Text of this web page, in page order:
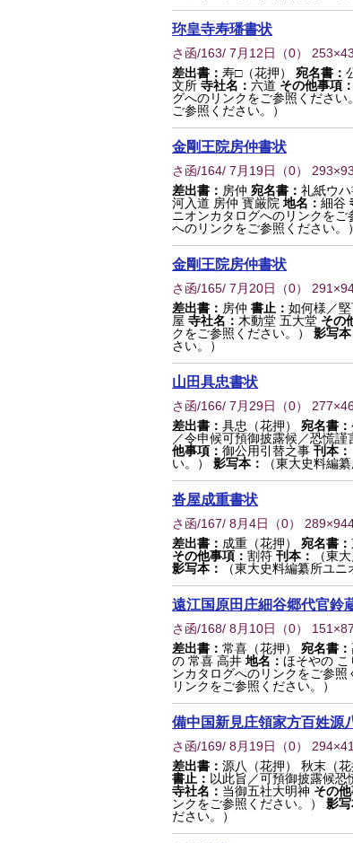
珎皇寺寿璠書状
さ函/163/ 7月12日 （0）
差出書： 寿□（花押） 宛名書：
文所 寺社名： 六道 その他事項：
グへのリンクをご参照ください
ご参照ください。）
金剛王院房仲書状
さ函/164/ 7月19日 （0）
差出書： 房仲 宛名書： 礼紙ウハ
河入道 房仲 寳厳院 地名： 細谷
ニオンカタログへのリンクをご
へのリンクをご参照ください。）
金剛王院房仲書状
さ函/165/ 7月20日 （0）
差出書： 房仲 書止： 如何様／
屋 寺社名： 木動堂 五大堂 その
クをご参照ください。）
影写本
さい。）
山田具忠書状
さ函/166/ 7月29日 （0）
差出書： 具忠（花押） 宛名書：
／令申候可預御披露候／恐慌謹
他事項： 御公用引替之事 刊本：
い。）
影写本： （東大史料編
沓屋成重書状
さ函/167/ 8月4日 （0）
差出書： 成重（花押） 宛名書：
その他事項： 割符 刊本：
（東
影写本：
（東大史料編纂所ユ
遠江国原田庄細谷郷代官鈴
さ函/168/ 8月10日 （0）
差出書： 常喜（花押） 宛名書：
の 常喜 高井 地名： ほそやの こ
ンカタログへのリンクをご参照
リンクをご参照ください。）
備中国新見庄領家方百姓源
さ函/169/ 8月19日 （0）
差出書： 源八（花押） 秋末（花
書止： 以此旨／可預御披露候恐
寺社名： 当御五社大明神 その他
ンクをご参照ください。）
影写
ださい。）